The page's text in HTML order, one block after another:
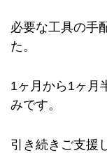
必要な工具の手
た。
1ヶ月から1ヶ月
みです。
引き続きご支援